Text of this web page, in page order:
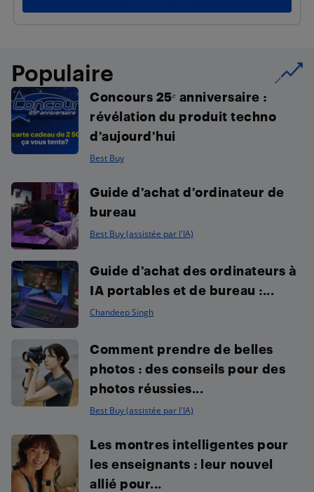
Populaire
Concours 25ᵉ anniversaire :
révélation du produit techno
d’aujourd’hui
Best Buy
Guide d’achat d’ordinateur de
bureau
Best Buy (assistée par l'IA)
Guide d’achat des ordinateurs à
IA portables et de bureau :...
Chandeep Singh
Comment prendre de belles
photos : des conseils pour des
photos réussies...
Best Buy (assistée par l'IA)
Les montres intelligentes pour
les enseignants : leur nouvel
allié pour...